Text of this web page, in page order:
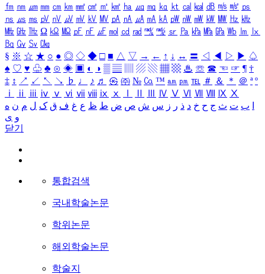
㎙ ㎚ ㎛ ㎜ ㎝ ㎞ ㎟ ㎠ ㎡ ㎢ ㏊ ㎍ ㎎ ㎏ ㏏ ㎈ ㎉ ㏈ ㎧ ㎨ ㎰
㎱ ㎲ ㎳ ㎴ ㎵ ㎶ ㎷ ㎸ ㎹ ㎀ ㎁ ㎂ ㎃ ㎄ ㎺ ㎻ ㎽ ㎾ ㎿ ㎐ ㎑
㎒ ㎓ ㎔ Ω ㏀ ㏁ ㎊ ㎋ ㎌ ㏖ ㏅ ㎭ ㎮ ㎯ ㏛ ㎩ ㎪ ㎫ ㎬ ㏝ ㏐
㏓
㏃ ㏉ ㏜ ㏆
§ ※ ☆ ★ ○ ● ◎ ◇ ◆ □ ■ △ ▽ → ← ↑ ↓ ↔ 〓 ◁ ◀ ▷ ▶ ♤
♠ ♡ ♥ ♧ ♣ ⊙ ◈ ▣ ◐ ◑ ▒ ▤ ▨ ▧ ▦ ▩ ♨ ☏ ☎ ☜ ☞ ¶ †
‡ ↕ ↗ ↙ ↖ ↘ ♭ ♩ ♪ ♬ ㉿ ㈜ № ㏇ ™ ㏂ ㏘ ℡ ＃ ＆ ＊ ＠ ª º
ⅰ
ⅱ ⅲ ⅳ ⅴ ⅵ ⅶ ⅷ ⅸ ⅹ Ⅳ Ⅴ Ⅵ Ⅶ Ⅷ Ⅸ Ⅹ
ب ت ث ج ح خ د ذ ر ز س ش ص ض ط ظ ع غ ف ق ک ل م ن ه
و ی
닫기
통합검색
국내학술논문
학위논문
해외학술논문
학술지